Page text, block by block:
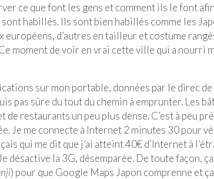
ce que font les gens et comment ils le font
habillés. Ils sont bien habillés comme les
d’autres en tailleur et costume
moment de voir en vrai cette ville qui a nourri
sur mon portable, données par le direc de
pas sûre du tout du chemin à emprunter. Les
restaurants un peu plus dense. C’est à peu
Je me connecte à Internet 2 minutes 30 pour
qui me dit que j’ai atteint 40€ d’Internet à
désactive la 3G, désemparée. De toute façon,
) pour que Google Maps Japon comprenne et